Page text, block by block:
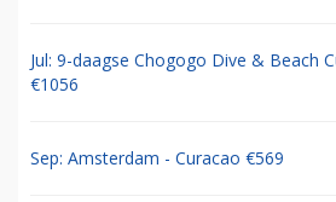
Jul: 9-daagse Chogogo Dive & Beach
€1056
Sep: Amsterdam - Curacao €569